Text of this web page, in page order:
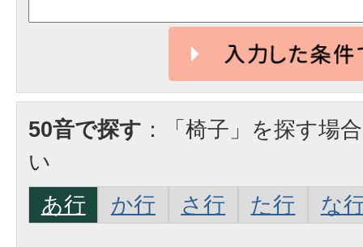
50音で探す ：「椅子」を探す場
い
あ行
か行 さ行 た行 な